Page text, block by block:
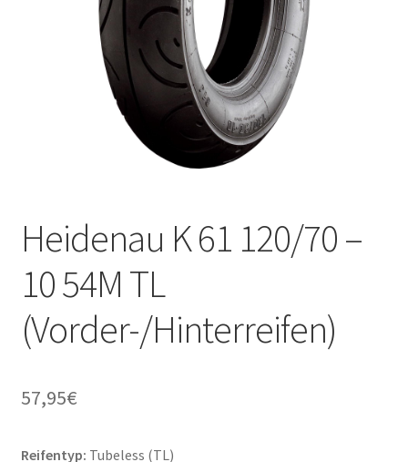
Heidenau K 61 120/70 –
10 54M TL
(Vorder-/Hinterreifen)
57,95€
Reifentyp: Tubeless (TL)